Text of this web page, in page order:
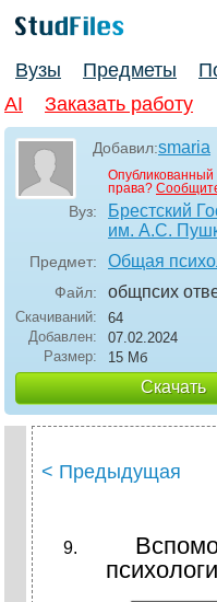
Вузы Предметы
AI
Заказать работу
Добавил:smaria
права?
Вуз:
Брестский
им. А.С.
Предмет: Общая
Файл: общпсих
Скачиваний:
64
Добавлен:
07.02.2024
Размер:
15 Мб
Скачать
< Предыдущая